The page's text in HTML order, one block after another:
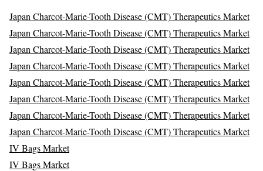
Japan Charcot-Marie-Tooth Disease (CMT) Therapeutics Market
Japan Charcot-Marie-Tooth Disease (CMT) Therapeutics Market
Japan Charcot-Marie-Tooth Disease (CMT) Therapeutics Market
Japan Charcot-Marie-Tooth Disease (CMT) Therapeutics Market
Japan Charcot-Marie-Tooth Disease (CMT) Therapeutics Market
Japan Charcot-Marie-Tooth Disease (CMT) Therapeutics Market
Japan Charcot-Marie-Tooth Disease (CMT) Therapeutics Market
Japan Charcot-Marie-Tooth Disease (CMT) Therapeutics Market
IV Bags Market
IV Bags Market